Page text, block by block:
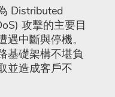
Distributed
攻擊的主要目
中斷與停機。
基礎架構不堪負
並造成客戶不